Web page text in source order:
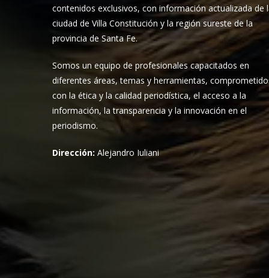
contenidos exclusivos, con información actualizada de
ciudad de Villa Constitución y la región sureste de la
provincia de Santa Fe.
Somos un equipo de profesionales capacitados en
diferentes áreas, temas y herramientas,
con la ética y la calidad periodística, el acceso a la
información, la transparencia y la innovación en el
periodismo.
Dirección:Alejandro Iuliani